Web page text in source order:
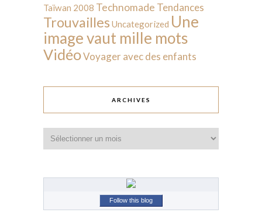
Taïwan 2008 Technomade Tendances
Trouvailles Uncategorized Une
image vaut mille mots
VidéoVoyager avec des enfants
ARCHIVES
Follow this blog